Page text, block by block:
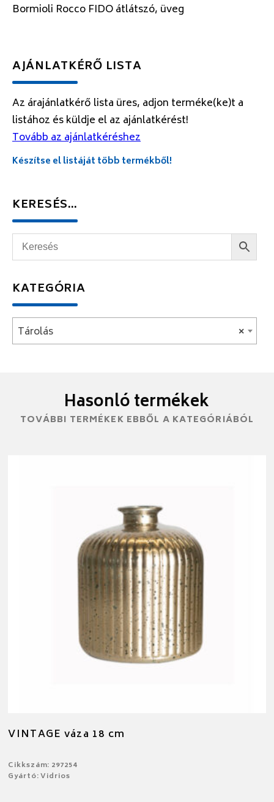
Bormioli Rocco FIDO átlátszó, üveg
AJÁNLATKÉRŐ LISTA
Az árajánlatkérő lista üres, adjon terméke(ke)t a
listához és küldje el az ajánlatkérést!
Tovább az ajánlatkéréshez
Készítse el listáját több termékből!
KERESÉS…
KATEGÓRIA
×
Tárolás
Hasonló termékek
TOVÁBBI TERMÉKEK EBBŐL A KATEGÓRIÁBÓL
VINTAGE váza 18 cm
Cikkszám: 297254
Gyártó: Vidrios